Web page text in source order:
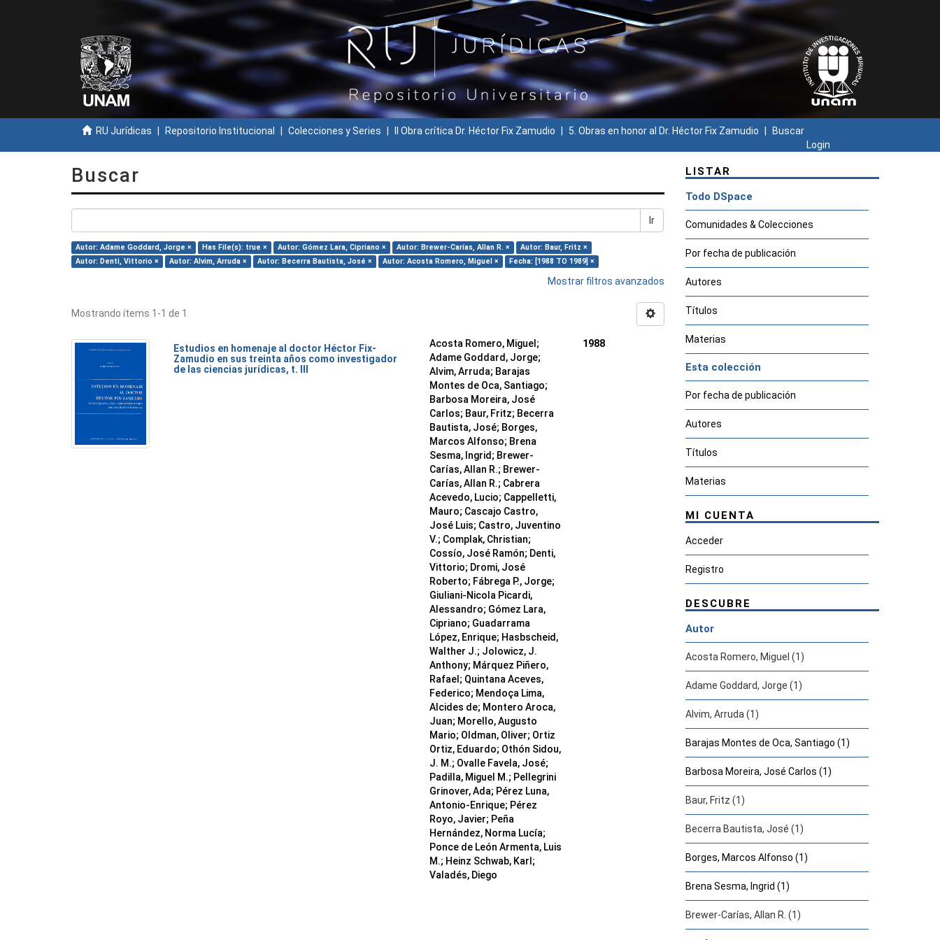
RU Jurídicas Repositorio Institucional Colecciones y Series II Obra crítica Dr. Héctor Fix Zamudio 5. Obras en honor al Dr. Héctor Fix Zamudio
Buscar
Login
Buscar
Ir
Autor: Adame Goddard, Jorge × Has File(s): true × Autor: Gómez Lara, Cipriano × Autor: Brewer-Carías, Allan R. ×
Autor: Baur, Fritz ×
Autor: Denti, Vittorio ×
Autor: Alvim, Arruda × Autor: Becerra Bautista, José × Autor: Acosta Romero, Miguel × Fecha: [1988 TO 1989] ×
Mostrar filtros avanzados
Mostrando ítems 1-1 de 1
Estudios en homenaje al doctor Héctor Fix-
Zamudio en sus treinta años como investigador
de las ciencias jurídicas, t. III
Acosta Romero, Miguel;
Adame Goddard, Jorge;
Alvim, Arruda; Barajas
Montes de Oca, Santiago;
Barbosa Moreira, José
Carlos; Baur, Fritz; Becerra
Bautista, José; Borges,
Marcos Alfonso; Brena
Sesma, Ingrid; Brewer-
Carías, Allan R.; Brewer-
Carías, Allan R.; Cabrera
Acevedo, Lucio; Cappelletti,
Mauro; Cascajo Castro,
José Luis; Castro, Juventino
V.; Complak, Christian;
Cossío, José Ramón; Denti,
Vittorio; Dromi, José
Roberto; Fábrega P., Jorge;
Giuliani-Nicola Picardi,
Alessandro; Gómez Lara,
Cipriano; Guadarrama
López, Enrique; Hasbscheid,
Walther J.; Jolowicz, J.
Anthony; Márquez Piñero,
Rafael; Quintana Aceves,
Federico; Mendoça Lima,
Alcides de; Montero Aroca,
Juan; Morello, Augusto
Mario; Oldman, Oliver; Ortiz
Ortiz, Eduardo; Othón Sidou,
J. M.; Ovalle Favela, José;
Padilla, Miguel M.; Pellegrini
Grinover, Ada; Pérez Luna,
Antonio-Enrique; Pérez
Royo, Javier; Peña
Hernández, Norma Lucía;
Ponce de León Armenta, Luis
M.; Heinz Schwab, Karl;
Valadés, Diego
1988
LISTAR
Todo DSpace
Comunidades & Colecciones
Por fecha de publicación
Autores
Títulos
Materias
Esta colección
Por fecha de publicación
Autores
Títulos
Materias
MI CUENTA
Acceder
Registro
DESCUBRE
Autor
Acosta Romero, Miguel (1)
Adame Goddard, Jorge (1)
Alvim, Arruda (1)
Barajas Montes de Oca, Santiago (1)
Barbosa Moreira, José Carlos (1)
Baur, Fritz (1)
Becerra Bautista, José (1)
Borges, Marcos Alfonso (1)
Brena Sesma, Ingrid (1)
Brewer-Carías, Allan R. (1)